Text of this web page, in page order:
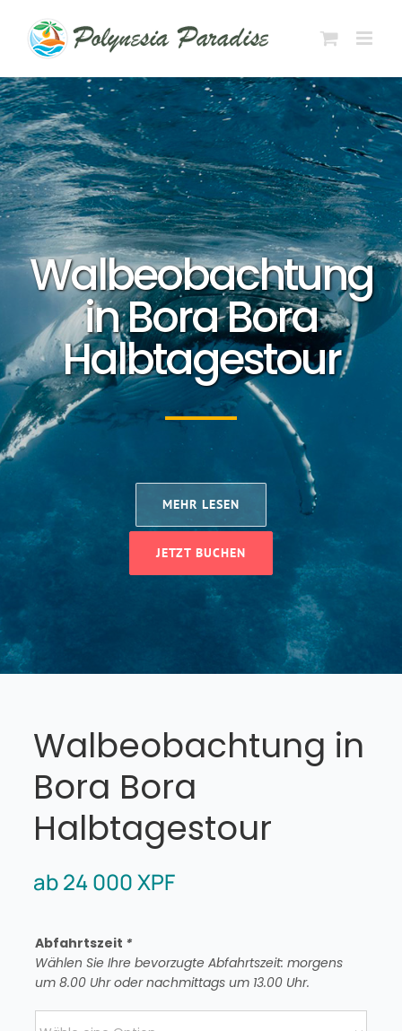
Inhalt
springen
Walbeobachtung
in Bora Bora
Halbtagestour
MEHR LESEN
JETZT BUCHEN
Walbeobachtung in
Bora Bora
Halbtagestour
ab24 000XPF
Abfahrtszeit *
Wählen Sie Ihre bevorzugte Abfahrtszeit: morgens
um 8.00 Uhr oder nachmittags um 13.00 Uhr.